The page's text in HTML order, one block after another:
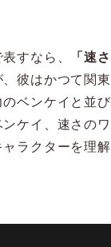
すなら、
「速
、彼はかつて関
ベンケイと並
ンケイ、速さの
ラクターを理